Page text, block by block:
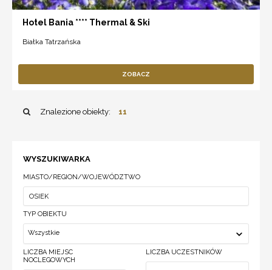
Hotel Bania **** Thermal & Ski
Białka Tatrzańska
ZOBACZ
Znalezione obiekty: 11
WYSZUKIWARKA
MIASTO/REGION/WOJEWÓDZTWO
TYP OBIEKTU
Wszystkie
LICZBA MIEJSC
NOCLEGOWYCH
LICZBA UCZESTNIKÓW